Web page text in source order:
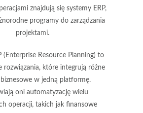
znajdują się systemy ERP,
programy do zarządzania
projektami.
(Enterprise Resource Planning) to
rozwiązania, które integrują różne
w jedną platformę.
oni automatyzację wielu
operacji, takich jak finansowe